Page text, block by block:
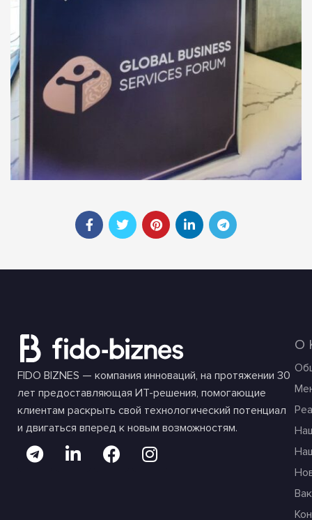
FIDO BIZNES — компания инноваций, на протяжении 30
лет предоставляющая ИТ-решения, помогающие
клиентам раскрыть свой технологический потенциал
и двигаться вперед к новым возможностям.
О